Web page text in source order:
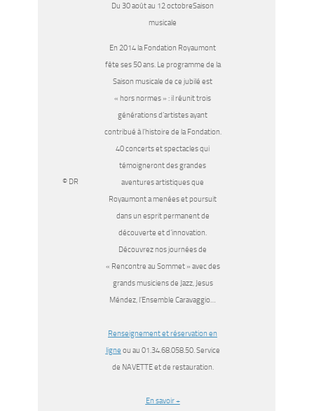
© DR
Du 30 août au 12 octobreSaison
musicale
En 2014 la Fondation Royaumont
fête ses 50 ans. Le programme de la
Saison musicale de ce jubilé est
« hors normes » : il réunit trois
générations d’artistes ayant
contribué à l’histoire de la Fondation.
40 concerts et spectacles qui
témoigneront des grandes
aventures artistiques que
Royaumont a menées et poursuit
dans un esprit permanent de
découverte et d’innovation.
Découvrez nos journées de
« Rencontre au Sommet » avec des
grands musiciens de Jazz, Jesus
Méndez, l’Ensemble Caravaggio…
Renseignement et réservation en
ligne ou au 01.34.68.058.50. Service
de NAVETTE et de restauration.
En savoir +